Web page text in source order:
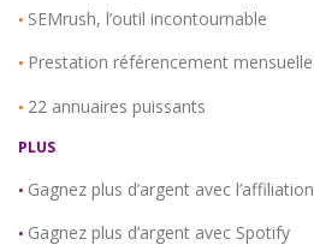
• SEMrush, l’outil incontournable
• Prestation référencement mensuelle
• 22 annuaires puissants
PLUS
• Gagnez plus d’argent avec l’affiliation
• Gagnez plus d’argent avec Spotify